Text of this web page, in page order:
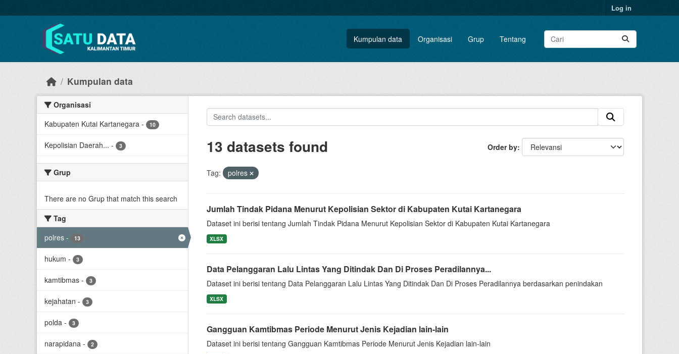
Log in
Kumpulan data Organisasi Grup Tentang
Kumpulan data
Organisasi
Kabupaten Kutai Kartanegara - 10
Kepolisian Daerah... - 3
Grup
There are no Grup that match this search
Tag
polres - 13
hukum - 3
kamtibmas - 3
kejahatan - 3
polda - 3
narapidana - 2
Order by
13 datasets found
Tag: polres
Jumlah Tindak Pidana Menurut Kepolisian Sektor di Kabupaten Kutai Kartanegara
Dataset ini berisi tentang Jumlah Tindak Pidana Menurut Kepolisian Sektor di Kabupaten Kutai Kartanegara
XLSX
Data Pelanggaran Lalu Lintas Yang Ditindak Dan Di Proses Peradilannya...
Dataset ini berisi tentang Data Pelanggaran Lalu Lintas Yang Ditindak Dan Di Proses Peradilannya berdasarkan penindakan
XLSX
Gangguan Kamtibmas Periode Menurut Jenis Kejadian lain-lain
Dataset ini berisi tentang Gangguan Kamtibmas Periode Menurut Jenis Kejadian lain-lain